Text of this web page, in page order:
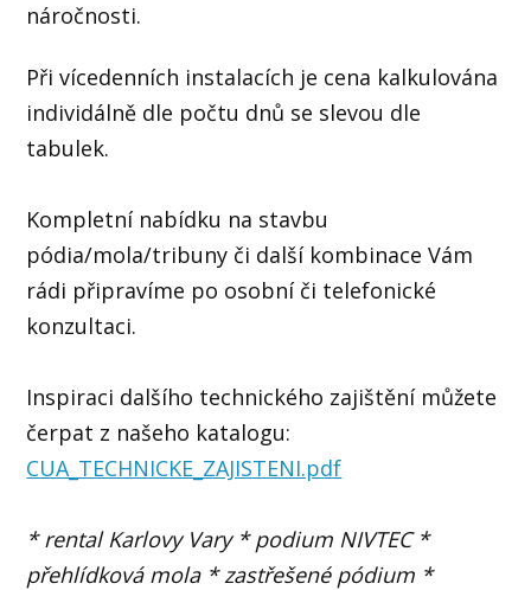
náročnosti.
Při vícedenních instalacích je cena kalkulována
individálně dle počtu dnů se slevou dle
tabulek.
Kompletní nabídku na stavbu
pódia/mola/tribuny či další kombinace Vám
rádi připravíme po osobní či telefonické
konzultaci.
Inspiraci dalšího technického zajištění můžete
čerpat z našeho katalogu:
CUA_TECHNICKE_ZAJISTENI.pdf
* rental Karlovy Vary * podium NIVTEC *
přehlídková mola * zastřešené pódium *